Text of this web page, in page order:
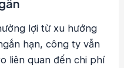
lợi từ xu hướng
hạn, công ty vẫn
liên quan đến chi phí